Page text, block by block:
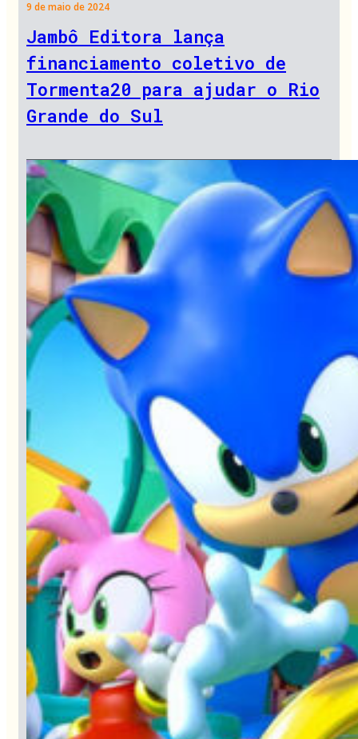
9 de maio de 2024
Jambô Editora lança
financiamento coletivo de
Tormenta20 para ajudar o Rio
Grande do Sul